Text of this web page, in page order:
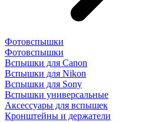
Фотовспышки
Фотовспышки
Вспышки для Canon
Вспышки для Nikon
Вспышки для Sony
Вспышки универсальные
Аксесcуары для вспышек
Кронштейны и держатели